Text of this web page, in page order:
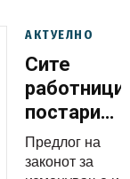
АКТУЕЛНО
Сите
работници
постари
од 64
години
Предлог на
законот за